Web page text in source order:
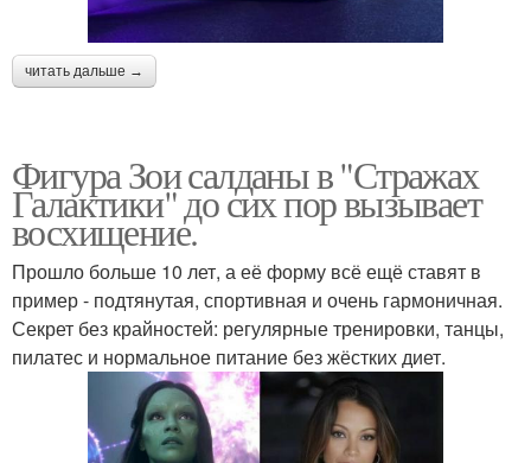
читать дальше →
Фигура Зои салданы в "Стражах
Галактики" до сих пор вызывает
восхищение.
Прошло больше 10 лет, а её форму всё ещё ставят в
пример - подтянутая, спортивная и очень гармоничная.
Секрет без крайностей: регулярные тренировки, танцы,
пилатес и нормальное питание без жёстких диет.